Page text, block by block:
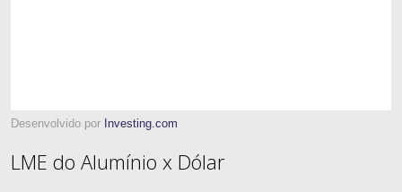
Desenvolvido por Investing.com
LME do Alumínio x Dólar